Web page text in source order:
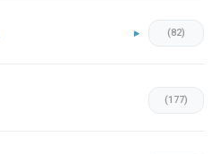
(82)
(177)